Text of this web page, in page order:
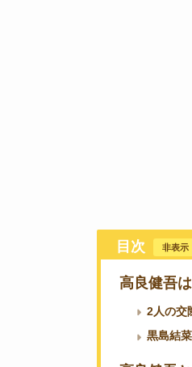
目次 非表示]
高良健吾
2人の交
黒島結